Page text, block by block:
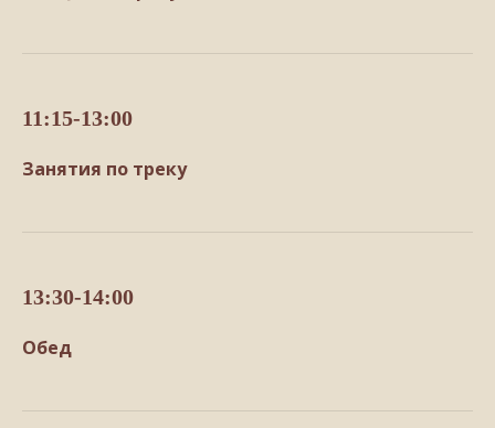
11:15-13:00
Занятия по треку
13:30-14:00
Обед